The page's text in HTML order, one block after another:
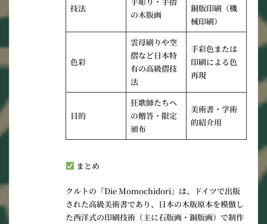
技法
の木版画
銅版印刷（機
械印刷）
色彩
雲母刷りや空
摺など日本特
有の高級摺技
法
手彩色または
印刷による色
再現
目的
狂歌師たちへ
の贈答・限定
頒布
美術書・学術
的紹介用
まとめ
クルトの『Die Momochidori』は、
ドイツで出版
された高級美術書であり、 日本の木版原本を模倣し
た西洋式の印刷技術（主に石版画・銅版画）で制作